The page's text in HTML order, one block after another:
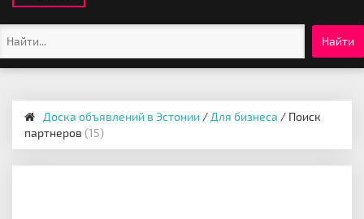
navigation
Найти
Доска объявлений в Эстонии / Для бизнеса / Поиск
партнеров (15)